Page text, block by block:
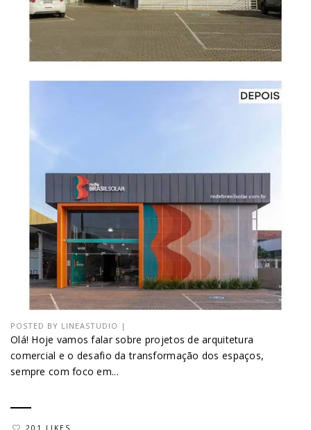
POSTED BY LINEASTUDIO |
Olá! Hoje vamos falar sobre projetos de arquitetura
comercial e o desafio da transformação dos espaços,
sempre com foco em...
201 LIKES